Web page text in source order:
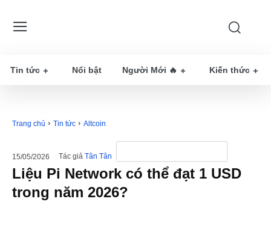
Tin tức Nổi bật Người Mới 🔥 Kiến thức
Trang chủ Tin tức Altcoin
15/05/2026 Tác giả Tân Tân
Liệu Pi Network có thể đạt 1 USD
trong năm 2026?